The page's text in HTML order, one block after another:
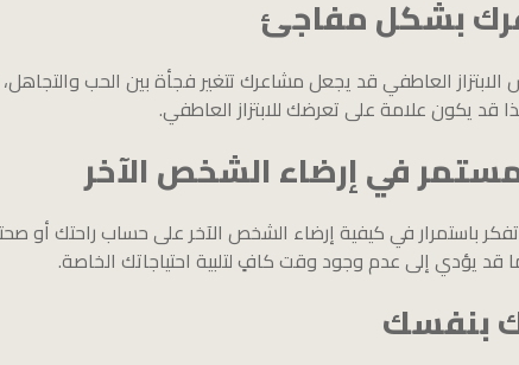
بشكل مفاجئ
العاطفي قد يجعل مشاعرك تتغير فجأة بين الحب والتجاهل،
قد يكون علامة على تعرضك للابتزاز العاطفي.
في إرضاء الشخص الآخر
باستمرار في كيفية إرضاء الشخص الآخر على حساب راحتك أو
قد يؤدي إلى عدم وجود وقت كافٍ لتلبية احتياجاتك الخاصة.
بنفسك